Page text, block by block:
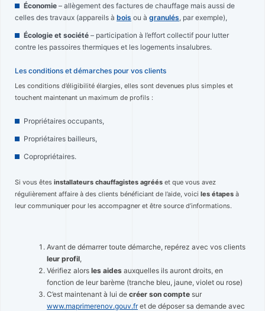
Économie – allègement des factures de chauffage mais aussi de
celles des travaux (appareils à bois ou à granulés , par exemple),
Écologie et société – participation à l’effort collectif pour lutter
contre les passoires thermiques et les logements insalubres.
Les conditions et démarches pour vos clients
Les conditions d’éligibilité élargies, elles sont devenues plus simples et
touchent maintenant un maximum de profils :
Propriétaires occupants,
Propriétaires bailleurs,
Copropriétaires.
Si vous êtes installateurs chauffagistes agréés et que vous avez
régulièrement affaire à des clients bénéficiant de l’aide, voici les étapes à
leur communiquer pour les accompagner et être source d’informations.
Avant de démarrer toute démarche, repérez avec vos clients
leur profil,
Vérifiez alors les aides auxquelles ils auront droits, en
fonction de leur barème (tranche bleu, jaune, violet ou rose)
C’est maintenant à lui de créer son compte sur
www.maprimerenov.gouv.fret de déposer sa demande avec